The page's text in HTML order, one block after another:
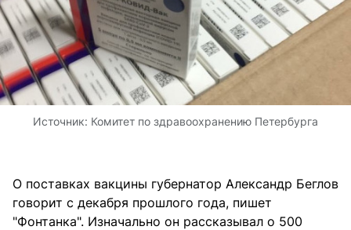
Источник: Комитет по здравоохранению Петербурга
О поставках вакцины губернатор Александр Беглов
говорит с декабря прошлого года, пишет
"Фонтанка". Изначально он рассказывал о 500